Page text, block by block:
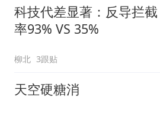
科技代差显著：反导拦截
率93% VS 35%
柳北 3跟贴
天空硬糖消